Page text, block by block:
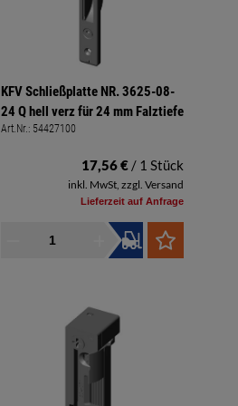
KFV Schließplatte NR. 3625-08-
24 Q hell verz für 24 mm Falztiefe
Art.Nr.: 54427100
17,56 € / 1 Stück
inkl. MwSt, zzgl. Versand
Lieferzeit auf Anfrage